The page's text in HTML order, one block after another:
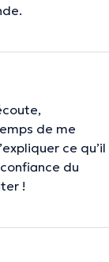
de me
ce qu’il
du
!